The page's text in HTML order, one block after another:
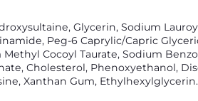
Glycerin, Sodium
Peg-6 Caprylic/Capric
Cocoyl Taurate, Sodium
Cholesterol, Phenoxyethanol,
Xanthan Gum, Ethylhexylglycerin.